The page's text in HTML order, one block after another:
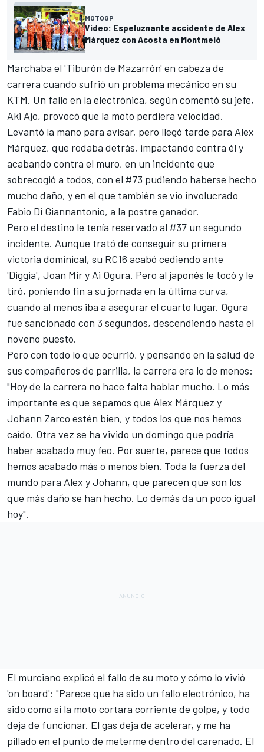
MOTOGP
Vídeo: Espeluznante accidente de Alex
Márquez con Acosta en Montmeló
Marchaba el 'Tiburón de Mazarrón' en cabeza de
carrera cuando sufrió un problema mecánico en su
KTM. Un fallo en la electrónica, según comentó su jefe,
Aki Ajo, provocó que la moto perdiera velocidad.
Levantó la mano para avisar, pero llegó tarde para Alex
Márquez, que rodaba detrás, impactando contra él y
acabando contra el muro, en un incidente que
sobrecogió a todos, con el #73 pudiendo haberse hecho
mucho daño, y en el que también se vio involucrado
Fabio Di Giannantonio, a la postre ganador.
Pero el destino le tenía reservado al #37 un segundo
incidente. Aunque trató de conseguir su primera
victoria dominical, su RC16 acabó cediendo ante
'Diggia', Joan Miry Ai Ogura. Pero al japonés le tocó y le
tiró, poniendo fin a su jornada en la última curva,
cuando al menos iba a asegurar el cuarto lugar. Ogura
fue sancionado con 3 segundos, descendiendo hasta el
noveno puesto.
Pero con todo lo que ocurrió, y pensando en la salud de
sus compañeros de parrilla, la carrera era lo de menos:
"Hoy de la carrera no hace falta hablar mucho. Lo más
importante es que sepamos que Alex Márquez y
Johann Zarco estén bien, y todos los que nos hemos
caído. Otra vez se ha vivido un domingo que podría
haber acabado muy feo. Por suerte, parece que todos
hemos acabado más o menos bien. Toda la fuerza del
mundo para Alex y Johann, que parecen que son los
que más daño se han hecho. Lo demás da un poco igual
hoy".
El murciano explicó el fallo de su moto y cómo lo vivió
'on board': "Parece que ha sido un fallo electrónico, ha
sido como si la moto cortara corriente de golpe, y todo
deja de funcionar. El gas deja de acelerar, y me ha
pillado en el punto de meterme dentro del carenado. El